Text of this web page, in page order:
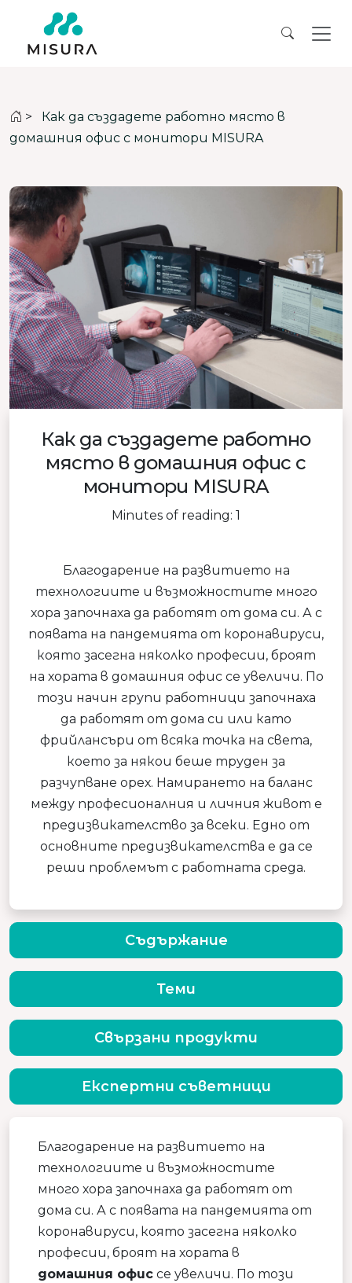
>
Как да създадете работно място в
домашния офис с монитори MISURA
Как да създадете работно
място в домашния офис с
монитори MISURA
Minutes of reading: 1
Благодарение на развитието на
технологиите и възможностите много
хора започнаха да работят от дома си. А с
появата на пандемията от коронавируси,
която засегна няколко професии, броят
на хората в домашния офис се увеличи. По
този начин групи работници започнаха
да работят от дома си или като
фрийлансъри от всяка точка на света,
което за някои беше труден за
разчупване орех. Намирането на баланс
между професионалния и личния живот е
предизвикателство за всеки. Едно от
основните предизвикателства е да се
реши проблемът с работната среда.
Благодарение на развитието на
технологиите и възможностите
много хора започнаха да работят от
дома си. А с появата на пандемията от
коронавируси, която засегна няколко
професии, броят на хората в
домашния офис се увеличи. По този
Съдържание
Теми
Свързани продукти
Експертни съветници